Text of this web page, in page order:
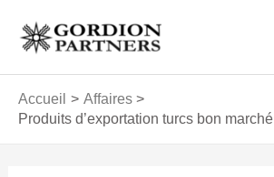
contenu
Accueil
Affaires
Produits d’exportation turcs bon marché